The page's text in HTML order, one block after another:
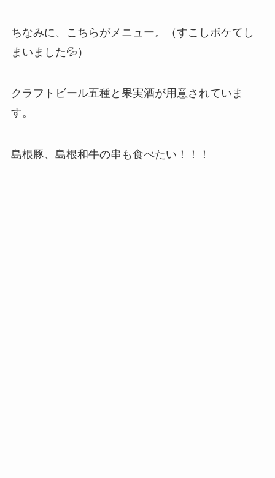
ちなみに、こちらがメニュー。（すこしボケてし
まいました💦）
クラフトビール五種と果実酒が用意されていま
す。
島根豚、島根和牛の串も食べたい！！！